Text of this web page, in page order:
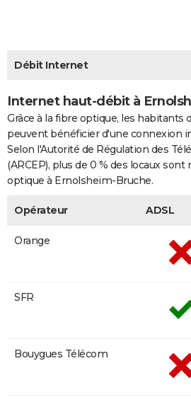
CARTE DE VOEUX
Carte de Noël
Carte Bonne année
Carte Saint-Valentin
Carte Pâques
Carte d'anniversaire
DICTIONNAIRE
PROGRAMME TV
COPAINS D'AVANT
S'inscrire
Se connecter
Lycées
Collèges
Primaires
Universités
Entreprises
Service militaire
Avis de recherche
AVIS DE DÉCÈS
FORUM
Débit Internet
Internet haut-débit à
Grâce à la fibre optique, les
peuvent bénéficier d'une connexion
Selon l'Autorité de Régulation des
(ARCEP), plus de 0 % des locaux sont
optique à Ernolsheim-Bruche.
Opérateur ADSL
Orange
SFR
Bouygues Télécom